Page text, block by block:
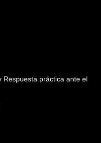
Respuesta práctica ante el